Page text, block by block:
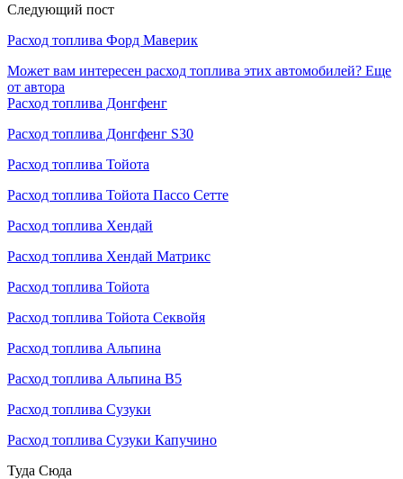
Следующий пост
Расход топлива Форд Маверик
Может вам интересен расход топлива этих автомобилей? Еще
от автора
Расход топлива Донгфенг
Расход топлива Донгфенг S30
Расход топлива Тойота
Расход топлива Тойота Пассо Сетте
Расход топлива Хендай
Расход топлива Хендай Матрикс
Расход топлива Тойота
Расход топлива Тойота Секвойя
Расход топлива Альпина
Расход топлива Альпина В5
Расход топлива Сузуки
Расход топлива Сузуки Капучино
Туда Сюда